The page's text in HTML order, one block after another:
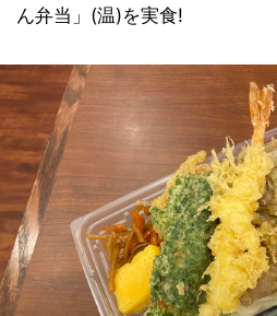
ん弁当」(温)を実食!